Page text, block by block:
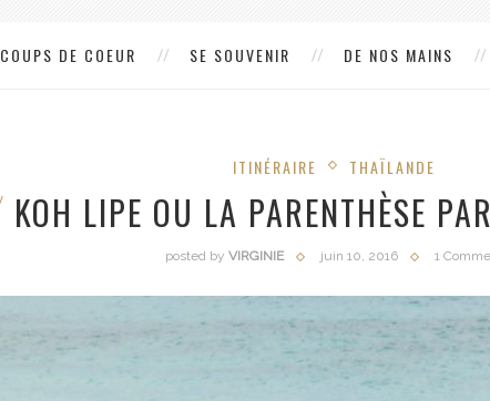
COUPS DE COEUR SE SOUVENIR DE NOS MAINS
ITINÉRAIRE THAÏLANDE
KOH LIPE OU LA PARENTHÈSE
posted by VIRGINIE juin 10, 2016 1